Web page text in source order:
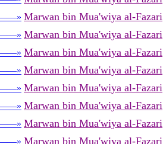
Marwan bin Mua'wiya al-Fazari
Marwan bin Mua'wiya al-Fazari
Marwan bin Mua'wiya al-Fazari
Marwan bin Mua'wiya al-Fazari
Marwan bin Mua'wiya al-Fazari
Marwan bin Mua'wiya al-Fazari
Marwan bin Mua'wiya al-Fazari
Marwan bin Mua'wiya al-Fazari